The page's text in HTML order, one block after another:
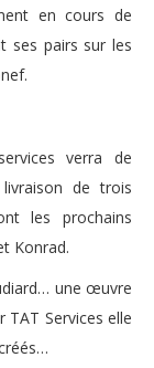
en cours de
ses pairs sur les
verra de
de trois
les prochains
Konrad.
une œuvre
TAT Services elle